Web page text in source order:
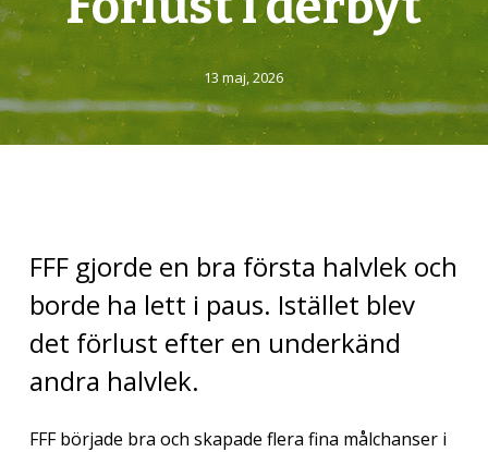
13 maj, 2026
FFF gjorde en bra första halvlek och
borde ha lett i paus. Istället blev
det förlust efter en underkänd
andra halvlek.
FFF började bra och skapade flera fina målchanser i